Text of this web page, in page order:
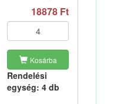
18878 Ft
Kosárba
Rendelési
egység: 4 db